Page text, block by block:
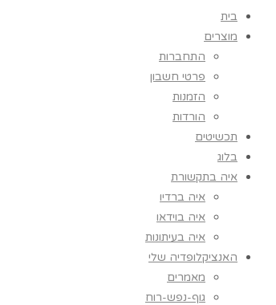
בית
מוצרים
התחברות
פרטי חשבון
הזמנות
הורדות
תכשיטים
בלוג
איה בתקשורת
איה ברדיו
איה בוידאו
איה בעיתונות
האנציקלופדיה שלי
מאמרים
גוף-נפש-רוח